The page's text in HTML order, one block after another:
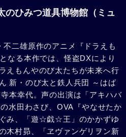
のひみつ道具博物館（ミュ
二雄原作のアニメ『ドラえも
なる本作では、怪盗DXにより
えもんやのび太たちが未来へ行
新・のび太と鉄人兵団 ～はば
本幸代。声の出演は「アキハバ
水田わさび、OVA『やなせたか
み、「遊☆戯☆王」のかかずゆ
木村昴、「ヱヴァンゲリヲン新